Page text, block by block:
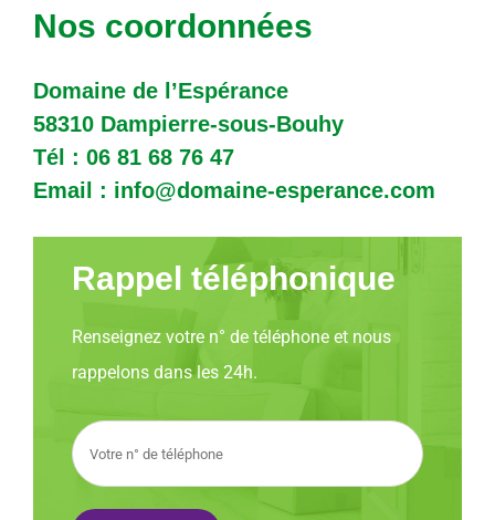
Nos coordonnées
Domaine de l’Espérance
58310 Dampierre-sous-Bouhy
Tél : 06 81 68 76 47
Email : info@domaine-esperance.com
Rappel téléphonique
Renseignez votre n° de téléphone et nous
rappelons dans les 24h.